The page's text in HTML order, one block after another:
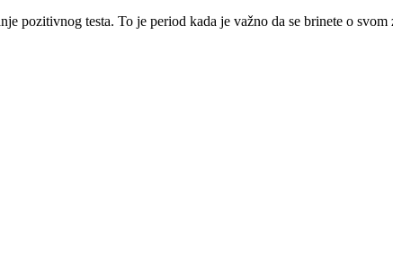
pozitivnog testa. To je period kada je važno da se brinete o